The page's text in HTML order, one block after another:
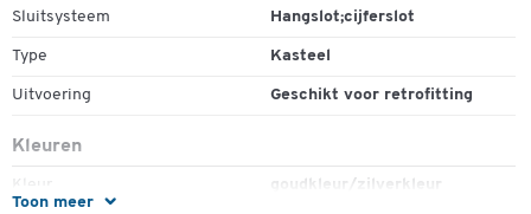
Toon meer
Sluitsysteem Hangslot;cijferslot
Type Kasteel
Uitvoering Geschikt voor retrofitting
Kleuren
Kleur goudkleur/zilverkleur